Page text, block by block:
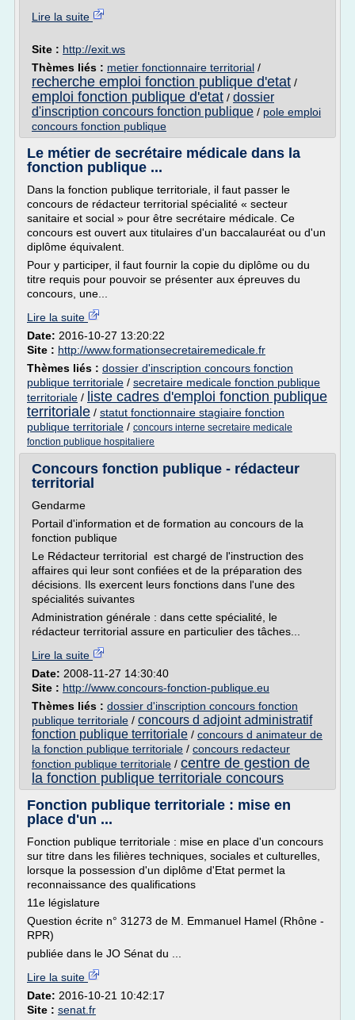
Lire la suite
Site : http://exit.ws
Thèmes liés : metier fonctionnaire territorial /
recherche emploi fonction publique d'etat /
emploi fonction publique d'etat / dossier
d'inscription concours fonction publique / pole emploi
concours fonction publique
Le métier de secrétaire médicale dans la
fonction publique ...
Dans la fonction publique territoriale, il faut passer le
concours de rédacteur territorial spécialité « secteur
sanitaire et social » pour être secrétaire médicale. Ce
concours est ouvert aux titulaires d'un baccalauréat ou d'un
diplôme équivalent.
Pour y participer, il faut fournir la copie du diplôme ou du
titre requis pour pouvoir se présenter aux épreuves du
concours, une...
Lire la suite
Date: 2016-10-27 13:20:22
Site : http://www.formationsecretairemedicale.fr
Thèmes liés : dossier d'inscription concours fonction
publique territoriale / secretaire medicale fonction publique
territoriale / liste cadres d'emploi fonction publique
territoriale / statut fonctionnaire stagiaire fonction
publique territoriale / concours interne secretaire medicale
fonction publique hospitaliere
Concours fonction publique - rédacteur
territorial
Gendarme
Portail d'information et de formation au concours de la
fonction publique
Le Rédacteur territorial est chargé de l'instruction des
affaires qui leur sont confiées et de la préparation des
décisions. Ils exercent leurs fonctions dans l'une des
spécialités suivantes
Administration générale : dans cette spécialité, le
rédacteur territorial assure en particulier des tâches...
Lire la suite
Date: 2008-11-27 14:30:40
Site : http://www.concours-fonction-publique.eu
Thèmes liés : dossier d'inscription concours fonction
publique territoriale / concours d adjoint administratif
fonction publique territoriale / concours d animateur de
la fonction publique territoriale / concours redacteur
fonction publique territoriale / centre de gestion de
la fonction publique territoriale concours
Fonction publique territoriale : mise en
place d'un ...
Fonction publique territoriale : mise en place d'un concours
sur titre dans les filières techniques, sociales et culturelles,
lorsque la possession d'un diplôme d'Etat permet la
reconnaissance des qualifications
11e législature
Question écrite n° 31273 de M. Emmanuel Hamel (Rhône -
RPR)
publiée dans le JO Sénat du ...
Lire la suite
Date: 2016-10-21 10:42:17
Site : senat.fr